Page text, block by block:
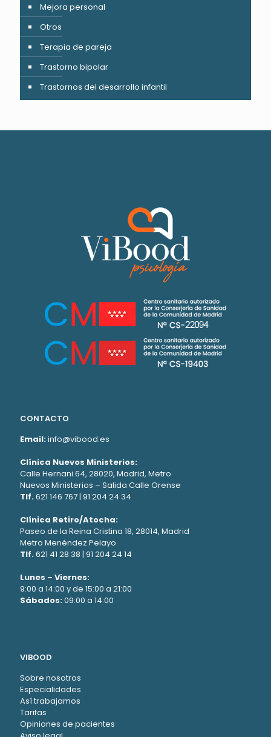
Mejora personal
Otros
Terapia de pareja
Trastorno bipolar
Trastornos del desarrollo infantil
CONTACTO
Email:info@vibood.es
Clínica Nuevos Ministerios:
Calle Hernani 64, 28020, Madrid, Metro
Nuevos Ministerios – Salida Calle Orense
Tlf.621 146 767| 91 204 24 34
Clínica Retiro/Atocha:
Paseo de la Reina Cristina 18, 28014, Madrid
Metro Menéndez Pelayo
Tlf.621 41 28 38 | 91 204 24 14
Lunes – Viernes:
9:00 a 14:00 y de 15:00 a 21:00
Sábados:09:00 a 14:00
VIBOOD
Sobre nosotros
Especialidades
Así trabajamos
Tarifas
Opiniones de pacientes